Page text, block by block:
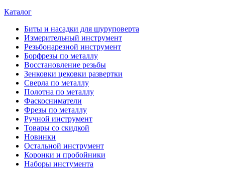
Каталог
Биты и насадки для шуруповерта
Измерительный инструмент
Резьбонарезной инструмент
Борфрезы по металлу
Восстановление резьбы
Зенковки цековки развертки
Сверла по металлу
Полотна по металлу
Фаскосниматели
Фрезы по металлу
Ручной инструмент
Товары со скидкой
Новинки
Остальной инструмент
Коронки и пробойники
Наборы инстумента